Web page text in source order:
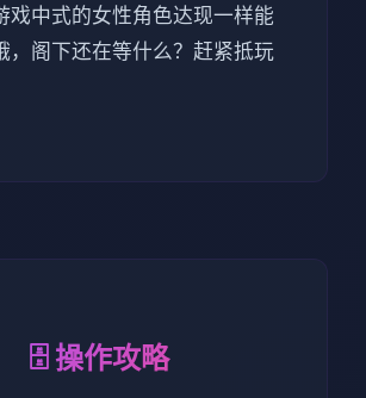
戏中式的女性角色达现一样能
，阁下还在等什么？赶紧抵玩
🗄️ 操作攻略